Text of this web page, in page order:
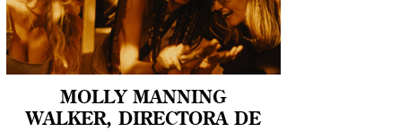
MOLLY MANNING
WALKER, DIRECTORA DE